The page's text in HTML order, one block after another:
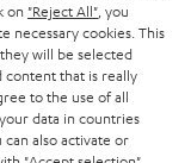
on "Reject All" , you
necessary cookies. This
will be selected
content that is really
to the use of all
data in countries
also activate or